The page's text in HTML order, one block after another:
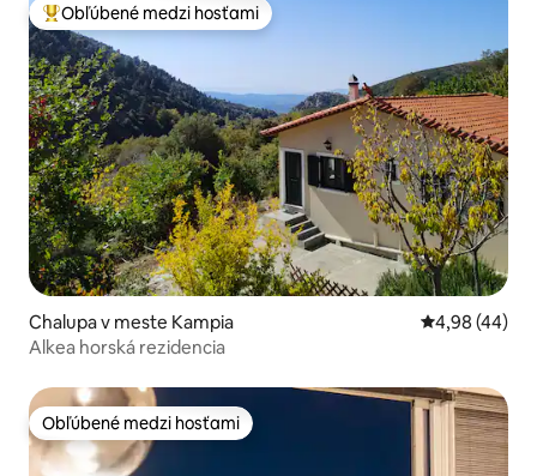
Najobľúbenejšie medzi hosťami
Obľúbené medzi hosťami
Chalupa v meste Kampia Priemerné
4,98 (44)
Alkea horská rezidencia
Obľúbené medzi hosťami
Obľúbené medzi hosťami